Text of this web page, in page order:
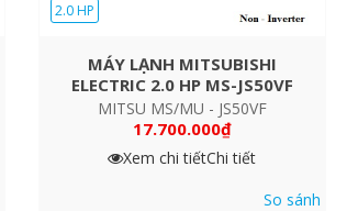
2.0 HP
MÁY LẠNH MITSUBISHI
ELECTRIC 2.0 HP MS-JS50VF
MITSU MS/MU - JS50VF
17.700.000₫
Xem chi tiếtChi tiết
So sánh